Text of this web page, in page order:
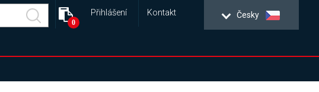
Česky
Přihlášení Kontakt
0